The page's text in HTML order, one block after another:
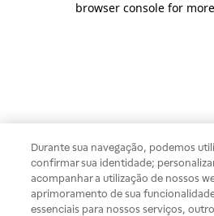
browser console for
Durante sua navegação, podemos
confirmar sua identidade;
acompanhar a utilização de nossos
aprimoramento de sua
essenciais para nossos serviços,